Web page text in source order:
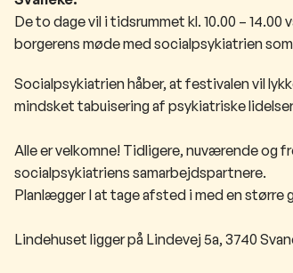
De to dage vil i tidsrummet kl. 10.00 –
borgerens møde med socialpsykiatrien
Socialpsykiatrien håber, at festivalen vil
mindsket tabuisering af psykiatriske
Alle er velkomne! Tidligere, nuværende og
socialpsykiatriens samarbejdspartnere.
Planlægger I at tage afsted i med en større
Lindehuset ligger på Lindevej 5a, 3740